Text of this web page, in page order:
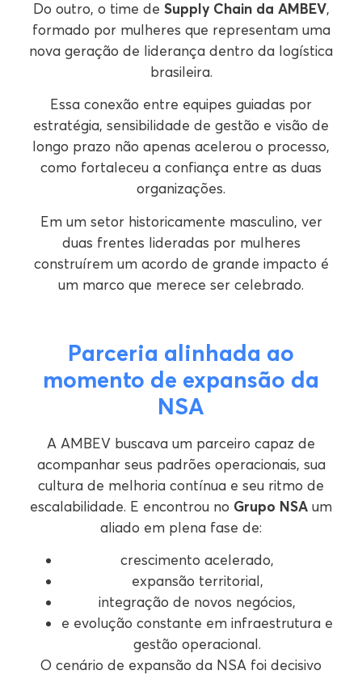
Do outro, o time de Supply Chain da AMBEV,
formado por mulheres que representam uma
nova geração de liderança dentro da logística
brasileira.
Essa conexão entre equipes guiadas por
estratégia, sensibilidade de gestão e visão de
longo prazo não apenas acelerou o processo,
como fortaleceu a confiança entre as duas
organizações.
Em um setor historicamente masculino, ver
duas frentes lideradas por mulheres
construírem um acordo de grande impacto é
um marco que merece ser celebrado.
Parceria alinhada ao
momento de expansão da
NSA
A AMBEV buscava um parceiro capaz de
acompanhar seus padrões operacionais, sua
cultura de melhoria contínua e seu ritmo de
escalabilidade. E encontrou no Grupo NSA um
aliado em plena fase de:
crescimento acelerado,
expansão territorial,
integração de novos negócios,
e evolução constante em infraestrutura e
gestão operacional.
O cenário de expansão da NSA foi decisivo